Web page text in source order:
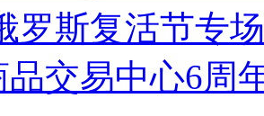
罗斯复活节专
品交易中心6周